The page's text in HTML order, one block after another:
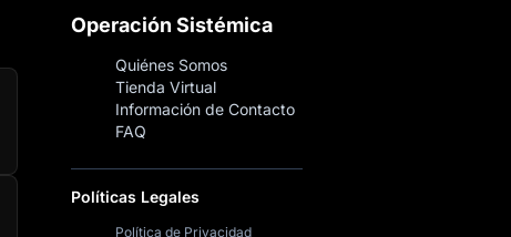
Operación Sistémica
Quiénes Somos
Tienda Virtual
Información de Contacto
FAQ
Políticas Legales
Política de Privacidad